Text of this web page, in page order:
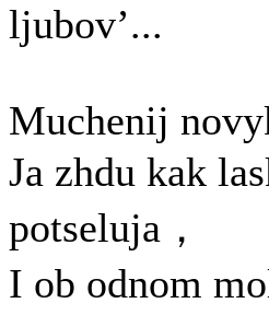
ljubov’...
Muchenij
Ja zhdu kak
potseluja，
I ob odnom